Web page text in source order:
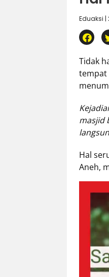
Eduaksi |
Tidak
tempat
masjid
Hal
Aneh,
ihram.republika.co.id
rejabar.republika.co.id
repjogja.republika.co.id